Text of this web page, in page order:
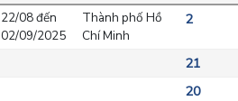
22/08 đến
02/09/2025
Thành phố Hồ
Chí Minh
2
21
20